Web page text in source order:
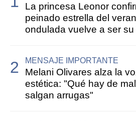
La princesa Leonor
peinado estrella del
ondulada vuelve a ser su
MENSAJE IMPORTANTE
Melani Olivares alza la
estética: "Qué hay de
salgan arrugas"